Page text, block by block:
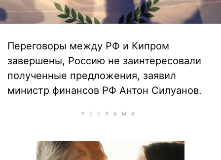
Переговоры между РФ и Кипром
завершены, Россию не заинтересовали
полученные предложения, заявил
министр финансов РФ Антон Силуанов.